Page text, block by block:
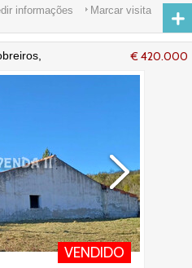
Marcar visita
informações
€ 420.000
VENDIDO